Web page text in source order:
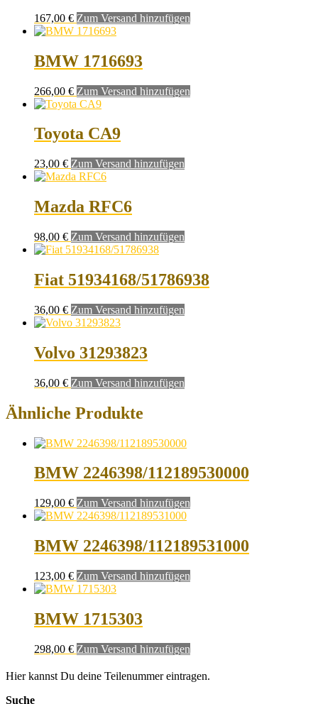
167,00 € Zum Versand hinzufügen
BMW 1716693
266,00 € Zum Versand hinzufügen
Toyota CA9
23,00 € Zum Versand hinzufügen
Mazda RFC6
98,00 € Zum Versand hinzufügen
Fiat 51934168/51786938
36,00 € Zum Versand hinzufügen
Volvo 31293823
36,00 € Zum Versand hinzufügen
Ähnliche Produkte
BMW 2246398/112189530000
129,00 € Zum Versand hinzufügen
BMW 2246398/112189531000
123,00 € Zum Versand hinzufügen
BMW 1715303
298,00 € Zum Versand hinzufügen
Hier kannst Du deine Teilenummer eintragen.
Suche